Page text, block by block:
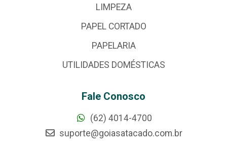
LIMPEZA
PAPEL CORTADO
PAPELARIA
UTILIDADES DOMÉSTICAS
Fale Conosco
(62) 4014-4700
suporte@goiasatacado.com.br